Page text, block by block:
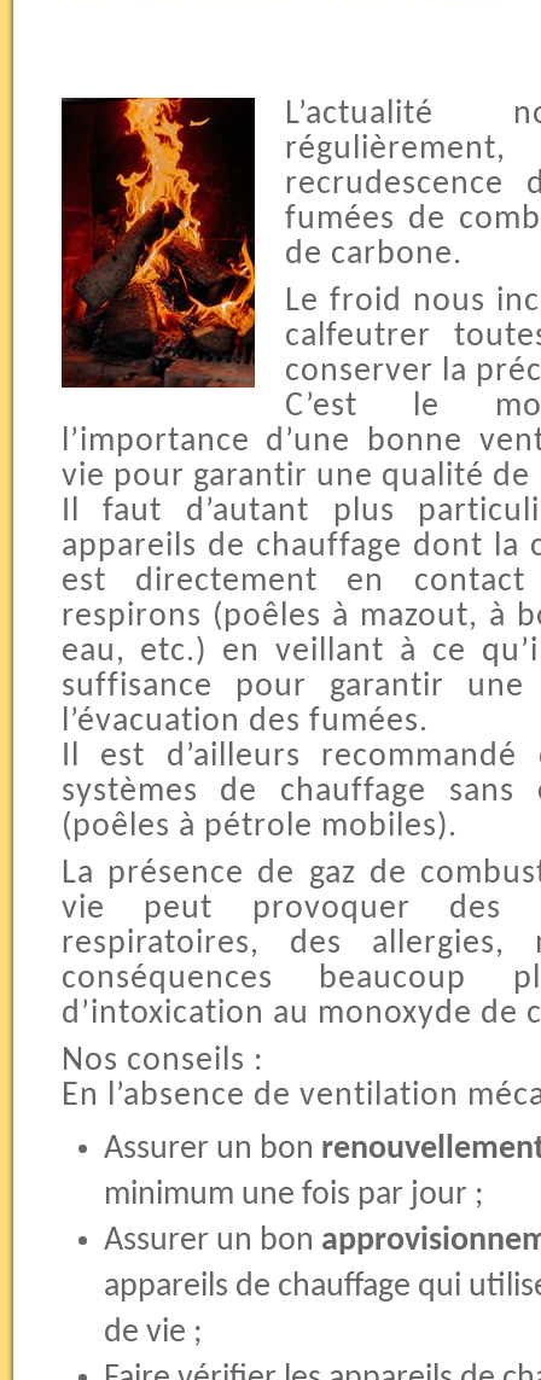
recrudescence
fumées de
de carbone.
Le froid nous
calfeutrer
conserver la
C’est le
l’importance d’une bonne
vie pour garantir une qualité de
Il faut d’autant plus
appareils de chauffage dont la
est directement en
respirons (poêles à mazout, à
eau, etc.) en veillant à ce
suffisance pour garantir
l’évacuation des fumées.
Il est d’ailleurs
systèmes de chauffage sans
(poêles à pétrole mobiles).
La présence de gaz de
vie peut provoquer des
respiratoires, des
conséquences
d’intoxication au monoxyde de
Nos conseils :
En l’absence de ventilation
Assurer un bon
minimum une fois par jour ;
Assurer un bon
appareils de chauffage qui
de vie ;